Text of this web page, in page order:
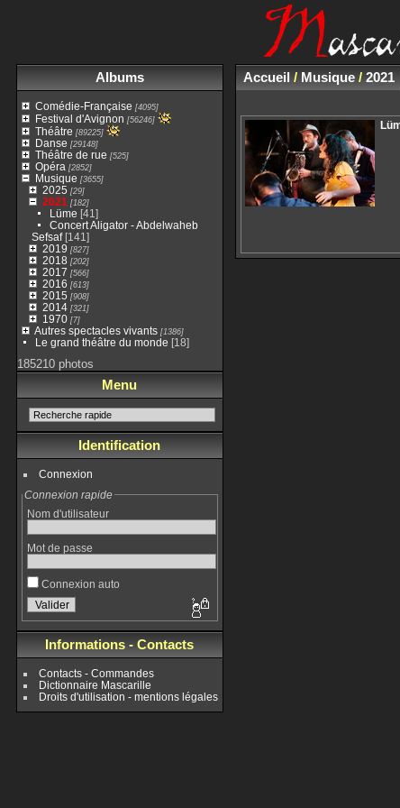
Albums
Comédie-Française [4095]
Festival d'Avignon [56246]
Théâtre [89225]
Danse [29148]
Théâtre de rue [525]
Opéra [2852]
Musique [3655]
2025 [29]
2021 [182]
Lüme [41]
Concert Aligator - Abdelwaheb
Sefsaf[141]
2019 [827]
2018 [202]
2017 [566]
2016 [613]
2015 [908]
2014[321]
1970[7]
Autres spectacles vivants[1386]
Le grand théâtre du monde [18]
185210 photos
Menu
Identification
Connexion
Connexion rapide
Nom d'utilisateur
Mot de passe
Connexion auto
Informations - Contacts
Contacts - Commandes
Dictionnaire Mascarille
Droits d'utilisation - mentions légales
Accueil/ Musique/ 2021